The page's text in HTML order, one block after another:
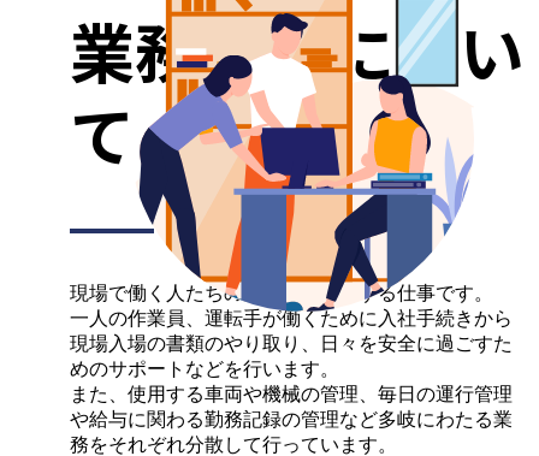
業務内容につい
て
現場で働く人たちの業務の管理をする仕事です。
一人の作業員、運転手が働くために入社手続きから
現場入場の書類のやり取り、日々を安全に過ごすた
めのサポートなどを行います。
また、使用する車両や機械の管理、毎日の運行管理
や給与に関わる勤務記録の管理など多岐にわたる業
務をそれぞれ分散して行っています。